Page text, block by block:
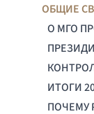
ОБЩИЕ
О МГО
ИТОГИ
ПОЧЕМУ